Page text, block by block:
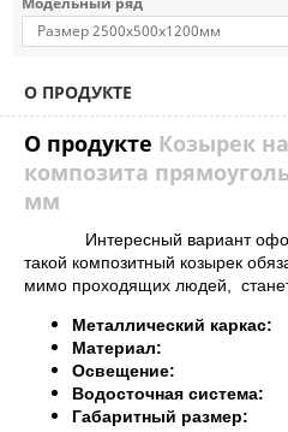
О ПРОДУКТЕ
О продукте Козырек
композита
мм
Интересный вариант оформления входной группы,
такой композитный козырек
мимо проходящих людей,
Металлический каркас:
Материал:
Освещение:
Водосточная система:
Габаритный размер: